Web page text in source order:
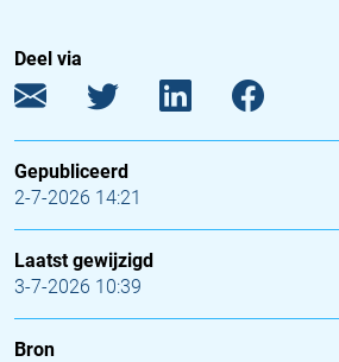
Deel via
Gepubliceerd
2-7-2026 14:21
Laatst gewijzigd
3-7-2026 10:39
Bron